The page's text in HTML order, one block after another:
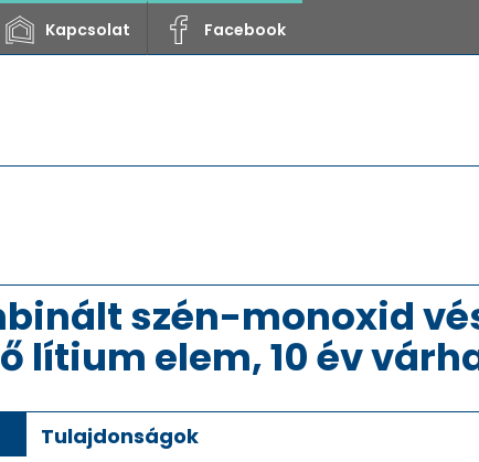
Kapcsolat Facebook
szén-monoxid
lítium elem, 10 év
Tulajdonságok